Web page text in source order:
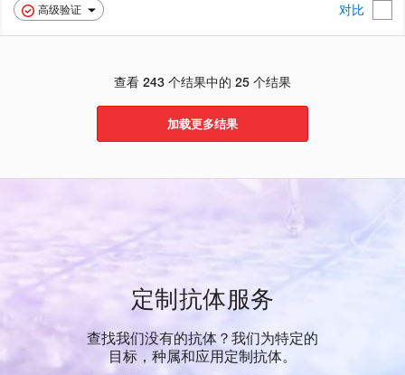
高级验证 对比
查看 243 个结果中的 25 个结果
加载更多结果
定制抗体服务
查找我们没有的抗体？我们为特定的
目标，种属和应用定制抗体。